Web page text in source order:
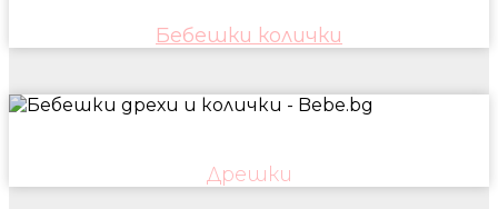
Бебешки колички
Дрешки